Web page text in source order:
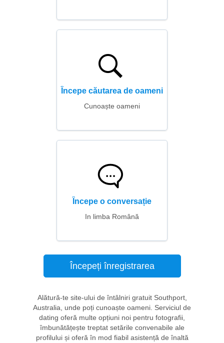
Începe căutarea de oameni
Cunoaște oameni
Începe o conversație
In limba Română
Începeți înregistrarea
Alătură-te site-ului de întâlniri gratuit Southport,
Australia, unde poți cunoaște oameni. Serviciul de
dating oferă multe opțiuni noi pentru fotografii,
îmbunătățește treptat setările convenabile ale
profilului și oferă în mod fiabil asistență de înaltă